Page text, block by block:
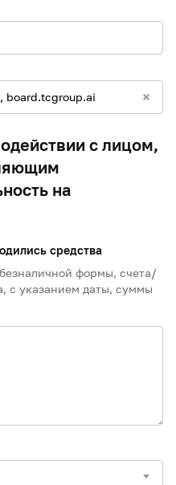
с лицом,
на
средства
формы, счета/
с указанием даты, суммы